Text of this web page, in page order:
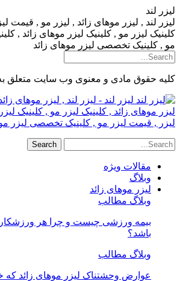
لیزر لند
لیزر لند , لیزر موهای زائد , لیزر مو , قیمت
کلینیک لیزر مو , کلینیک لیزر موهای زائد ,
مو , کلینیک تخصصی لیزر موهای زائد
کلیه حقوق مادی و معنوی وب سایت متعلق
لیزر لند - لیزر لند , لیزر موهای
لیزر موهای زائد , کلینیک لیزر مو , کلینیک
لیزر , قیمت لیزر مو , کلینیک تخصصی لیزر
مقالات ویژه
وبلاگ
لیزر موهای زائد
وبلاگ مطالب
بیمه ورزشی چیست و چرا هر
باشد؟
وبلاگ مطالب
عوارض وحشتناک لیزر موهای زائد که